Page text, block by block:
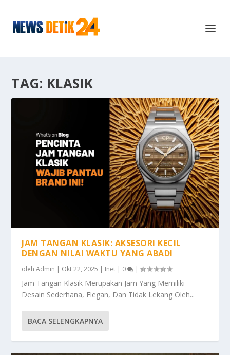
TAG: KLASIK
JAM TANGAN KLASIK: AKSESORI KECIL
DENGAN NILAI WAKTU YANG ABADI
olehAdmin | Okt 22, 2025 | Inet | 0 |
Jam Tangan Klasik Merupakan Jam Yang Memiliki
Desain Sederhana, Elegan, Dan Tidak Lekang Oleh...
BACA SELENGKAPNYA